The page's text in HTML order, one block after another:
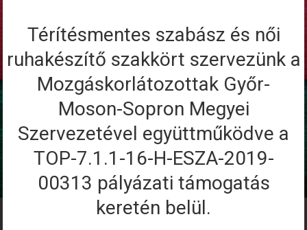
Térítésmentes szabász és női
ruhakészítő szakkört szervezünk a
Mozgáskorlátozottak Győr-
Moson-Sopron Megyei
Szervezetével együttműködve a
TOP-7.1.1-16-H-ESZA-2019-
00313 pályázati támogatás
keretén belül.